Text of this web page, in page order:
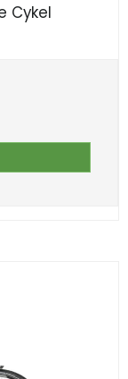
Cykel